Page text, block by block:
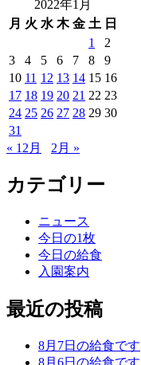
2022年1月
月 火 水 木 金 土 日
1
2
3
4 5 6 7 8
9
10 11 12 13 14 15 16
17 18 19 20 21 22 23
24 25 26 27 28 29 30
31
« 12月
2月 »
カテゴリー
ニュース
今日の1枚
今日の給食
入園案内
最近の投稿
8月7日の給食です